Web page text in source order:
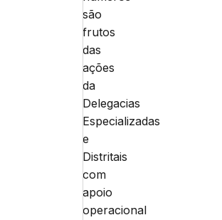
são
frutos
das
ações
da
Delegacias
Especializadas
e
Distritais
com
apoio
operacional